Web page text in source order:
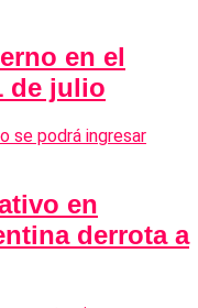
en el
de julio
en
derrota a